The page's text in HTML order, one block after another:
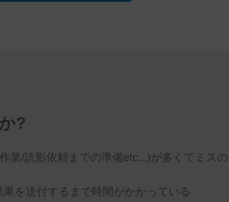
?
業/読影依頼までの準備etc...)が多くてミス
を送付するまで時間がかかっている